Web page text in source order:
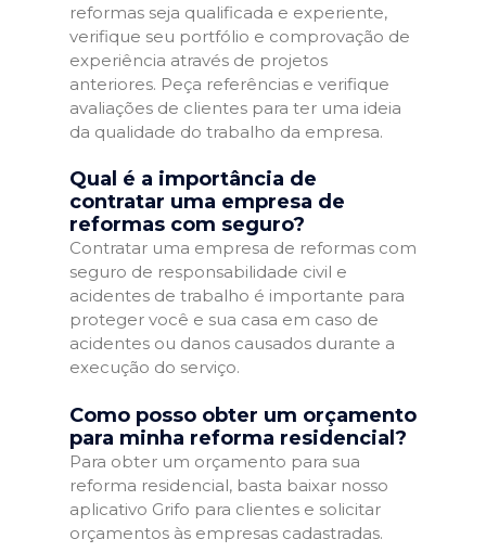
reformas seja qualificada e experiente,
verifique seu portfólio e comprovação de
experiência através de projetos
anteriores. Peça referências e verifique
avaliações de clientes para ter uma ideia
da qualidade do trabalho da empresa.
Qual é a importância de
contratar uma empresa de
reformas com seguro?
Contratar uma empresa de reformas com
seguro de responsabilidade civil e
acidentes de trabalho é importante para
proteger você e sua casa em caso de
acidentes ou danos causados durante a
execução do serviço.
Como posso obter um orçamento
para minha reforma residencial?
Para obter um orçamento para sua
reforma residencial, basta baixar nosso
aplicativo Grifo para clientes e solicitar
orçamentos às empresas cadastradas.